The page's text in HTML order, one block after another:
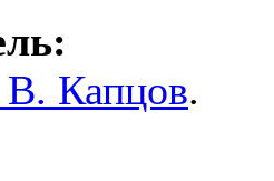
Капцов.